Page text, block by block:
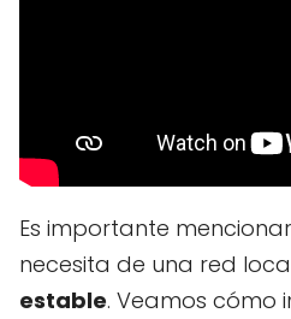
Es importante
necesita de una red
estable. Veamos cómo